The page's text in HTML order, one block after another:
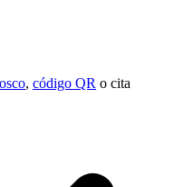
, código QR o cita